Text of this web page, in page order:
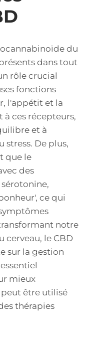
du
dans tout
rôle crucial
fonctions
l'appétit et la
à ces récepteurs,
et à
stress. De plus,
que le
des
ce qui
notre
cerveau, le CBD
sur la gestion
mieux
être utilisé
thérapies